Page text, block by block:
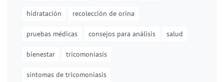
hidratación recolección de orina
pruebas médicas consejos para análisis salud
bienestar tricomoniasis
síntomas de tricomoniasis